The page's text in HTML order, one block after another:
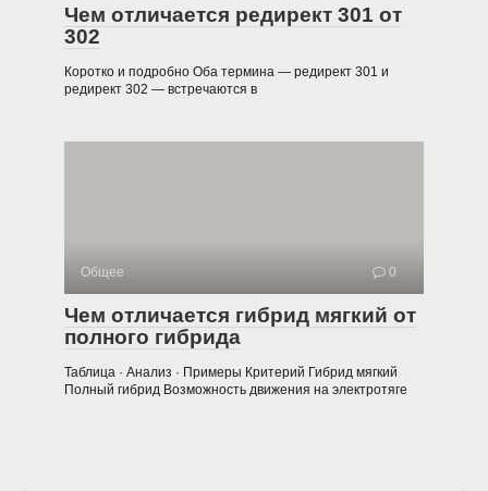
Чем отличается редирект 301 от
302
Коротко и подробно Оба термина — редирект 301 и
редирект 302 — встречаются в
Общее 0
Чем отличается гибрид мягкий от
полного гибрида
Таблица · Анализ · Примеры Критерий Гибрид мягкий
Полный гибрид Возможность движения на электротяге